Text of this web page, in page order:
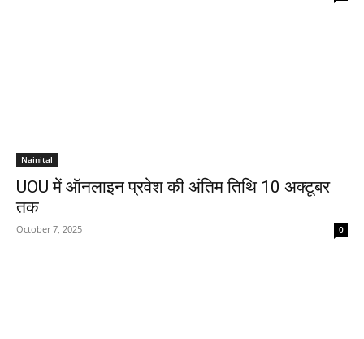
Nainital
UOU में ऑनलाइन प्रवेश की अंतिम तिथि 10 अक्टूबर
तक
October 7, 2025 0